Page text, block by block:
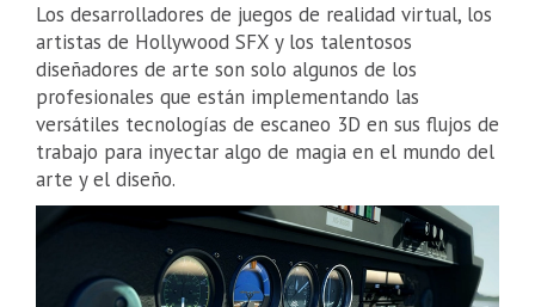
Los desarrolladores de juegos de realidad virtual, los
artistas de Hollywood SFX y los talentosos
diseñadores de arte son solo algunos de los
profesionales que están implementando las
versátiles tecnologías de escaneo 3D en sus flujos de
trabajo para inyectar algo de magia en el mundo del
arte y el diseño.